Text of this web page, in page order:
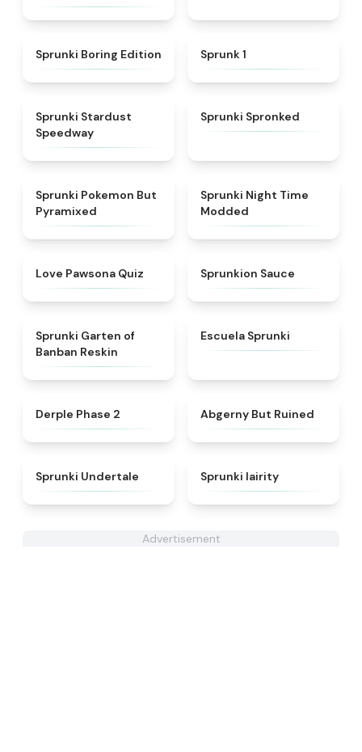
★4.5
Sprunki Boring Edition Sprunk 1
Sprunki Stardust
Speedway
★
Sprunki Spronked
★ 4.4
Sprunki Pokemon But
Pyramixed
Sprunki Night Time
Modded
★
Love Pawsona Quiz Sprunkion Sauce
★
Sprunki Garten of
Banban Reskin
Escuela Sprunki
Derple Phase 2 4.6
Abgerny But Ruined
Sprunki Undertale Sprunki lairity
Advertisement